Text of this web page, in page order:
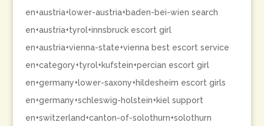
en+austria+lower-austria+baden-bei-wien search
en+austria+tyrol+innsbruck escort girl
en+austria+vienna-state+vienna best escort service
en+category+tyrol+kufstein+percian escort girl
en+germany+lower-saxony+hildesheim escort girls
en+germany+schleswig-holstein+kiel support
en+switzerland+canton-of-solothurn+solothurn